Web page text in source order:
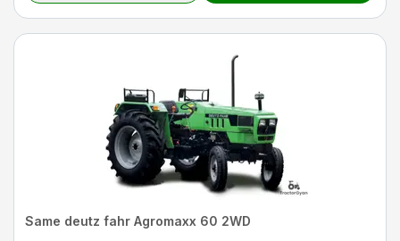
Same deutz fahr Agromaxx 60 2WD